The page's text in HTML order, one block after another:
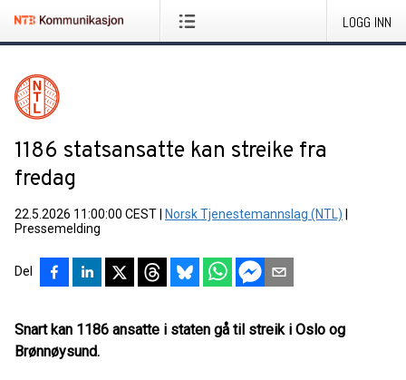
LOGG INN
1186 statsansatte kan streike fra
fredag
22.5.2026 11:00:00 CEST Norsk Tjenestemannslag (NTL)
Pressemelding
Del
Snart kan 1186 ansatte i staten gå til streik i Oslo og
Brønnøysund.